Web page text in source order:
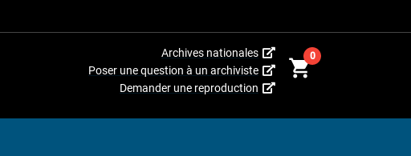
Archives nationales
(Cet
hyperlien
s’ouvrira
nouvelle
Poser une question à un archiviste
(Cet
hyperlien
Demander une reproduction
(Cet
shopping_cart0